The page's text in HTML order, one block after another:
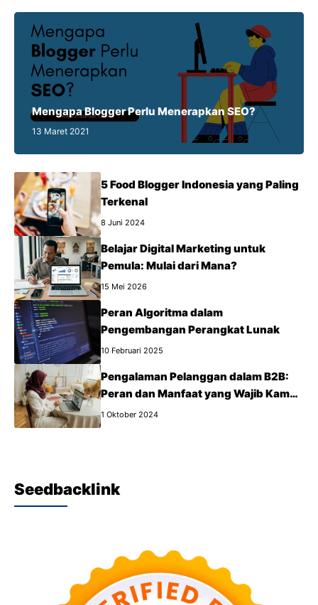
Mengapa Blogger Perlu Menerapkan SEO?
13 Maret 2021
5 Food Blogger Indonesia yang Paling
Terkenal
8 Juni 2024
Belajar Digital Marketing untuk
Pemula: Mulai dari Mana?
15 Mei 2026
Peran Algoritma dalam
Pengembangan Perangkat Lunak
10 Februari 2025
Pengalaman Pelanggan dalam B2B:
Peran dan Manfaat yang Wajib Kamu
Tahu
1 Oktober 2024
Seedbacklink